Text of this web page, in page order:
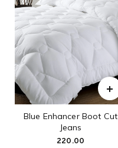
Blue Enhancer Boot Cut
Jeans
220.00